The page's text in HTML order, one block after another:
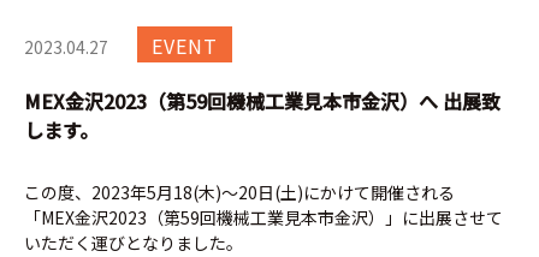
2023.04.27
EVENT
MEX金沢2023（第59回機械工業見本市金沢）へ 出展致
します。
この度、2023年5月18(木)～20日(土)にかけて開催される
「MEX金沢2023（第59回機械工業見本市金沢）」に出展させて
いただく運びとなりました。